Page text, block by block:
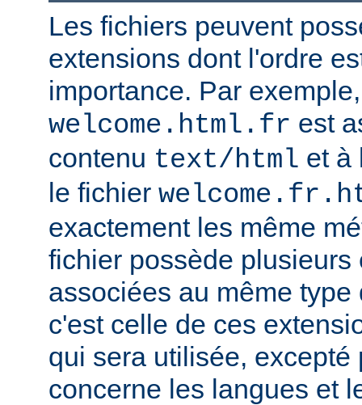
Les fichiers peuvent
extensions dont l'ordre
importance. Par
welcome.html.fr est
contenu text/html et à
le fichier
exactement les même
fichier possède plusieurs
associées au même
c'est celle de ces
qui sera utilisée, excepté
concerne les langues et